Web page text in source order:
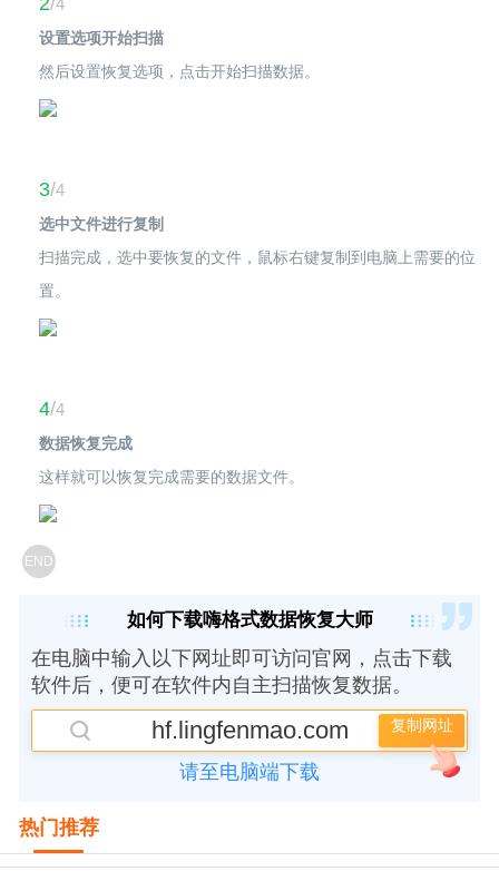
设置选项开始扫描
然后设置恢复选项，点击开始扫描数据。
3/4
选中文件进行复制
扫描完成，选中要恢复的文件，鼠标右键复制到电脑上需要的位
置。
4/4
数据恢复完成
这样就可以恢复完成需要的数据文件。
END
如何下载嗨格式数据恢复大师
在电脑中输入以下网址即可访问官网，点击下载
软件后，便可在软件内自主扫描恢复数据。
hf.lingfenmao.com 复制网址
请至电脑端下载
热门推荐